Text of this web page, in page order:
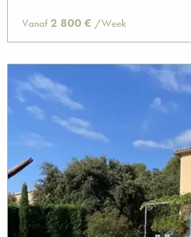
Vanaf 2 800 € /Week